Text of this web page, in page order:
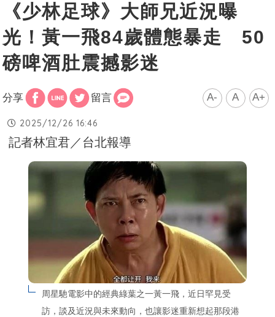
《少林足球》大師兄近況曝
光！黃一飛84歲體態暴走 50
磅啤酒肚震撼影迷
分享 留言 A- A A+
2025/12/26 16:46
記者林宜君／台北報導
周星馳電影中的經典綠葉之一黃一飛，近日罕見受
訪，談及近況與未來動向，也讓影迷重新想起那段港